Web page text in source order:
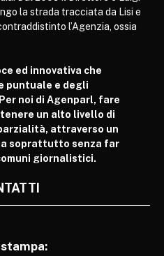
la strada tracciata da Lisi e
l’Agenzia, ossia
ed innovativa che
puntuale e degli
noi di Agenparl, fare
un alto livello di
attraverso un
soprattutto senza far
giornalistici.